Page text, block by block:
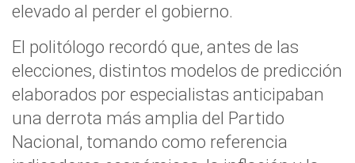
elevado al perder el gobierno.
El politólogo recordó que, antes de las
elecciones, distintos modelos de predicción
elaborados por especialistas anticipaban
una derrota más amplia del Partido
Nacional, tomando como referencia